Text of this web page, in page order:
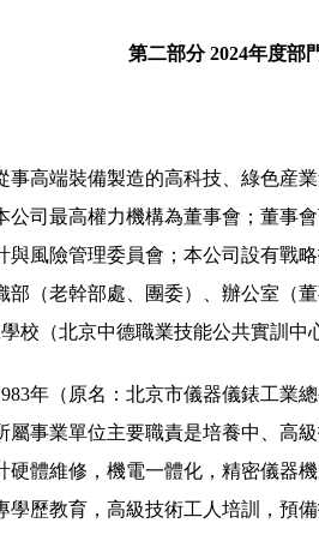
第二部分 2024年度部
高端裝備製造的高科技、綠色産
司最高權力機構為董事會；董事
風險管理委員會；本公司設有戰
部（老幹部處、團委）、辦公室（
校（北京中德職業技能公共實訓中
年（原名：北京市儀器儀錶工業
屬事業單位主要職責是培養中、高
體維修，機電一體化，精密儀器
歷教育，高級技術工人培訓，預備